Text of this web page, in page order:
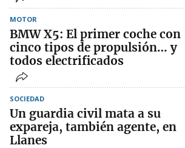
MOTOR
BMW X5: El primer coche con
cinco tipos de propulsión… y
todos electrificados
SOCIEDAD
Un guardia civil mata a su
expareja, también agente, en
Llanes